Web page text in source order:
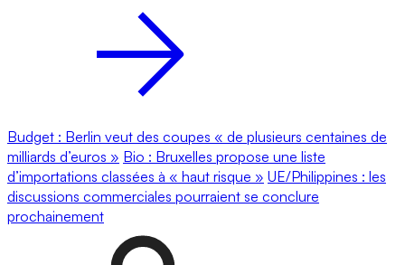
Budget : Berlin veut des coupes « de plusieurs centaines de
milliards d’euros » Bio : Bruxelles propose une liste
d’importations classées à « haut risque » UE/Philippines : les
discussions commerciales pourraient se conclure
prochainement